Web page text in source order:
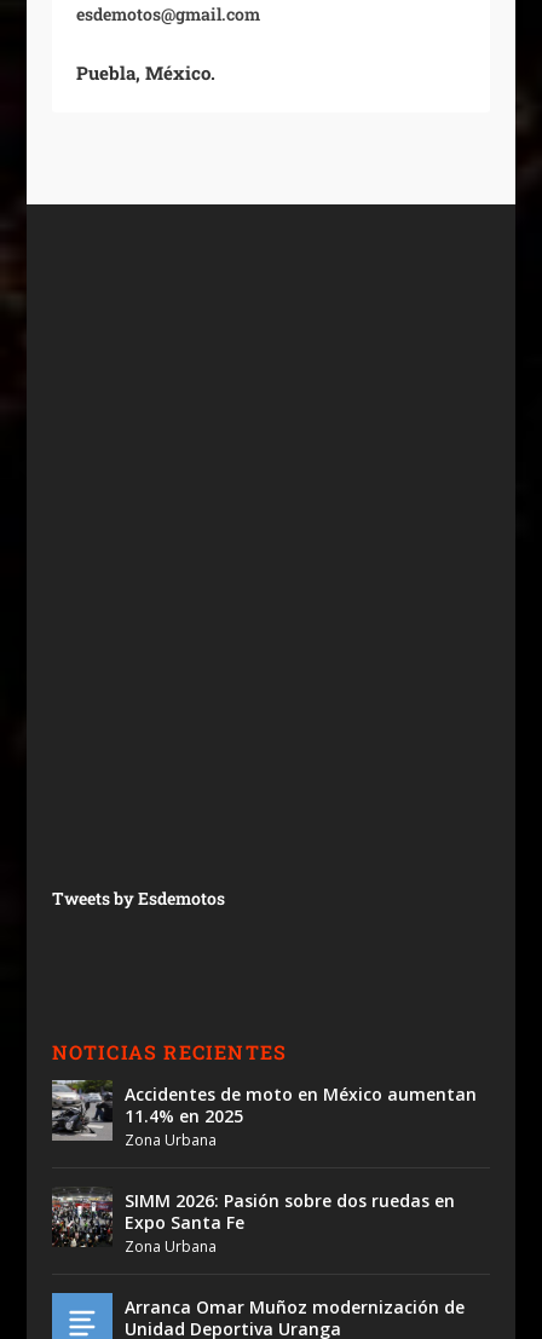
esdemotos@gmail.com
Puebla, México.
Tweets by Esdemotos
NOTICIAS RECIENTES
Accidentes de moto en México aumentan
11.4% en 2025
Zona Urbana
SIMM 2026: Pasión sobre dos ruedas en
Expo Santa Fe
Zona Urbana
Arranca Omar Muñoz modernización de
Unidad Deportiva Uranga